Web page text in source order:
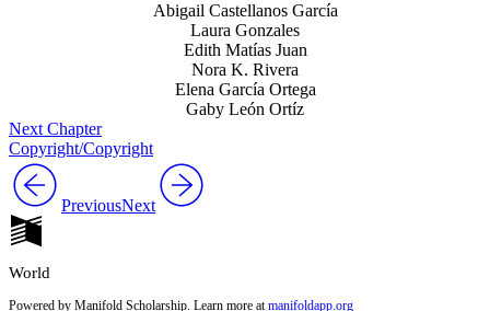
Abigail Castellanos García
Laura Gonzales
Edith Matías Juan
Nora K. Rivera
Elena García Ortega
Gaby León Ortíz
Next Chapter
Copyright/Copyright
PreviousNext
World
Powered by Manifold Scholarship. Learn more at manifoldapp.org